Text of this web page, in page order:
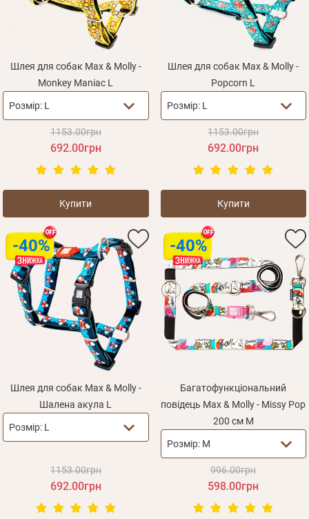
Шлея для собак Max & Molly -
Monkey Maniac L
Розмір: L
1153.00грн
692.00грн
Купити
Шлея для собак Max & Molly -
Popcorn L
Розмір: L
1153.00грн
692.00грн
Купити
-40%
Шлея для собак Max & Molly -
Шалена акула L
Розмір: L
1153.00грн
692.00грн
-40%
Багатофункціональний
повідець Max & Molly - Missy Pop
200 см M
Розмір: M
996.00грн
598.00грн